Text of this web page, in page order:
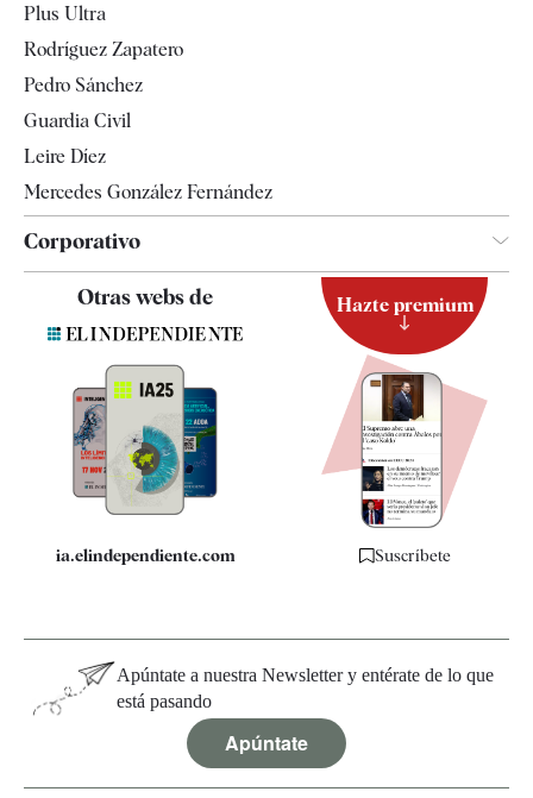
Televisión
Plus Ultra
Rodríguez Zapatero
Pedro Sánchez
Guardia Civil
Leire Díez
Mercedes González Fernández
Corporativo
Quiénes somos
Especificaciones
Otras webs de
ia.elindependiente.com
Hazte premium
Suscríbete
Apúntate a nuestra Newsletter y entérate de lo que
está pasando
Apúntate